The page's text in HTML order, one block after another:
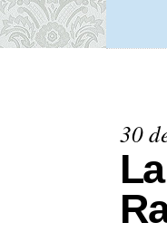
30